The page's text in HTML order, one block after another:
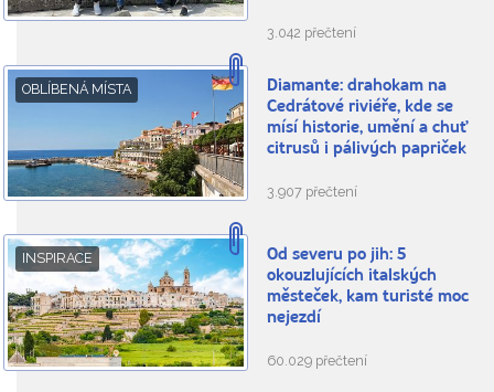
3.042 přečtení
OBLÍBENÁ MÍSTA
Diamante: drahokam na
Cedrátové riviéře, kde se
mísí historie, umění a chuť
citrusů i pálivých papriček
3.907 přečtení
INSPIRACE
Od severu po jih: 5
okouzlujících italských
městeček, kam turisté moc
nejezdí
60.029 přečtení